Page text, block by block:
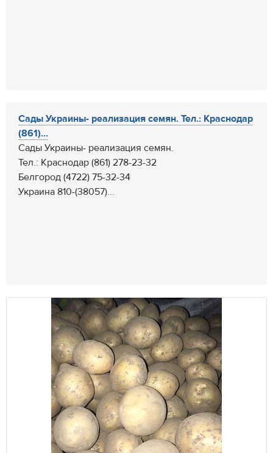
Сады Украины- реализация семян. Тел.: Краснодар
(861)...
Сады Украины- реализация семян.
Тел.: Краснодар (861) 278-23-32
Белгород (4722) 75-32-34
Украина 810-(38057)...